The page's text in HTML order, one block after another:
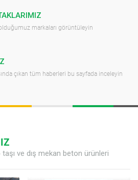
markaları görüntüleyin
çıkan tüm haberleri bu sayfada inceleyin
ve dış mekan beton ürünleri